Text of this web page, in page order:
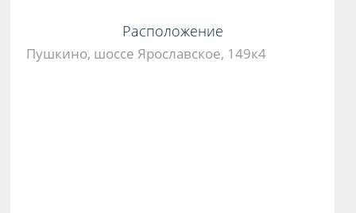
Расположение
Пушкино, шоссе Ярославское, 149к4